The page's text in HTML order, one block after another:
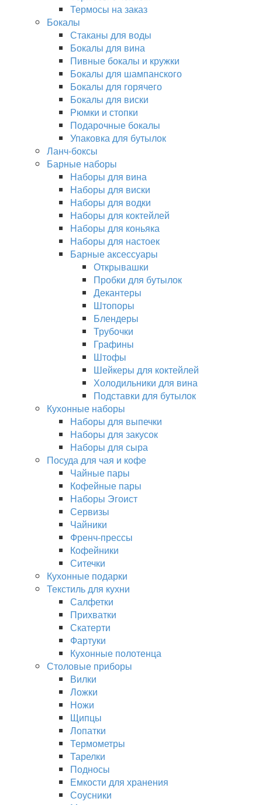
Термосы на заказ
Бокалы
Стаканы для воды
Бокалы для вина
Пивные бокалы и кружки
Бокалы для шампанского
Бокалы для горячего
Бокалы для виски
Рюмки и стопки
Подарочные бокалы
Упаковка для бутылок
Ланч-боксы
Барные наборы
Наборы для вина
Наборы для виски
Наборы для водки
Наборы для коктейлей
Наборы для коньяка
Наборы для настоек
Барные аксессуары
Открывашки
Пробки для бутылок
Декантеры
Штопоры
Блендеры
Трубочки
Графины
Штофы
Шейкеры для коктейлей
Холодильники для вина
Подставки для бутылок
Кухонные наборы
Наборы для выпечки
Наборы для закусок
Наборы для сыра
Посуда для чая и кофе
Чайные пары
Кофейные пары
Наборы Эгоист
Сервизы
Чайники
Френч-прессы
Кофейники
Ситечки
Кухонные подарки
Текстиль для кухни
Салфетки
Прихватки
Скатерти
Фартуки
Кухонные полотенца
Столовые приборы
Вилки
Ложки
Ножи
Щипцы
Лопатки
Термометры
Тарелки
Подносы
Емкости для хранения
Соусники